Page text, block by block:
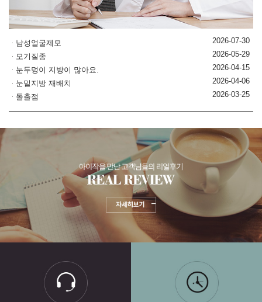
남성얼굴제모
2026-07-30
모기질종
2026-05-29
눈두덩이 지방이 많아요.
2026-04-15
눈밑지방 재배치
2026-04-06
돌출점
2026-03-25